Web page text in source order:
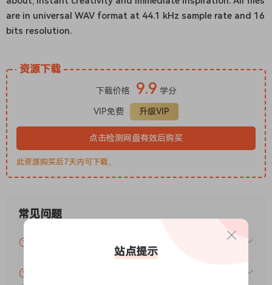
are in universal WAV format at 44.1 kHz sample rate and 16
bits resolution.
资源下载
下载价格 9.9 学分
VIP免费 升级VIP
点击检测网盘有效后购买
此资源购买后7天内可下载。
常见问题
站点提示